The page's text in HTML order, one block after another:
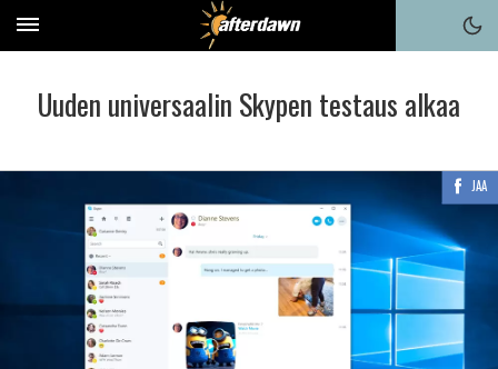
Uuden universaalin Skypen testaus alkaa
JAA